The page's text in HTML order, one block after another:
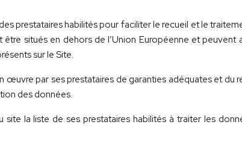
prestataires habilités pour faciliter le recueil et le
situés en dehors de l’Union Européenne et peuvent
sur le Site.
œuvre par ses prestataires de garanties adéquates et du
des données.
la liste de ses prestataires habilités à traiter les